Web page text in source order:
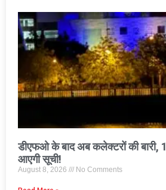
डीएफओ के बाद अब कलेक्टरों की
आएगी सूची!
August 8, 2026 No Comments